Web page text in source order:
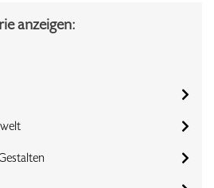
anzeigen: